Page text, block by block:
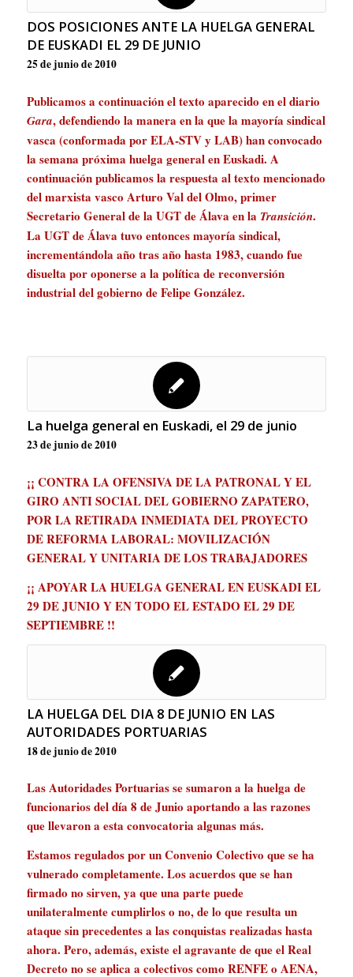
DOS POSICIONES ANTE LA HUELGA GENERAL
DE EUSKADI EL 29 DE JUNIO
25 de junio de 2010
Publicamos a continuación el texto aparecido en el diario
Gara, defendiendo la manera en la que la mayoría sindical
vasca (conformada por ELA-STV y LAB) han convocado
la semana próxima huelga general en Euskadi. A
continuación publicamos la respuesta al texto mencionado
del marxista vasco Arturo Val del Olmo, primer
Secretario General de la UGT de Álava en la Transición.
La UGT de Álava tuvo entonces mayoría sindical,
incrementándola año tras año hasta 1983, cuando fue
disuelta por oponerse a la política de reconversión
industrial del gobierno de Felipe González.
La huelga general en Euskadi, el 29 de junio
23 de junio de 2010
¡¡ CONTRA LA OFENSIVA DE LA PATRONAL Y EL
GIRO ANTI SOCIAL DEL GOBIERNO ZAPATERO,
POR LA RETIRADA INMEDIATA DEL PROYECTO
DE REFORMA LABORAL: MOVILIZACIÓN
GENERAL Y UNITARIA DE LOS TRABAJADORES
¡¡ APOYAR LA HUELGA GENERAL EN EUSKADI EL
29 DE JUNIO Y EN TODO EL ESTADO EL 29 DE
SEPTIEMBRE !!
LA HUELGA DEL DIA 8 DE JUNIO EN LAS
AUTORIDADES PORTUARIAS
18 de junio de 2010
Las Autoridades Portuarias se sumaron a la huelga de
funcionarios del día 8 de Junio aportando a las razones
que llevaron a esta convocatoria algunas más.
Estamos regulados por un Convenio Colectivo que se ha
vulnerado completamente. Los acuerdos que se han
firmado no sirven, ya que una parte puede
unilateralmente cumplirlos o no, de lo que resulta un
ataque sin precedentes a las conquistas realizadas hasta
ahora. Pero, además, existe el agravante de que el Real
Decreto no se aplica a colectivos como RENFE o AENA,